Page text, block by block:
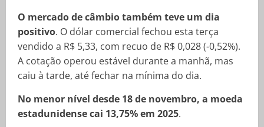
O mercado de câmbio também teve um dia
positivo. O dólar comercial fechou esta terça
vendido a R$ 5,33, com recuo de R$ 0,028 (-0,52%).
A cotação operou estável durante a manhã, mas
caiu à tarde, até fechar na mínima do dia.
No menor nível desde 18 de novembro, a moeda
estadunidense cai 13,75% em 2025.